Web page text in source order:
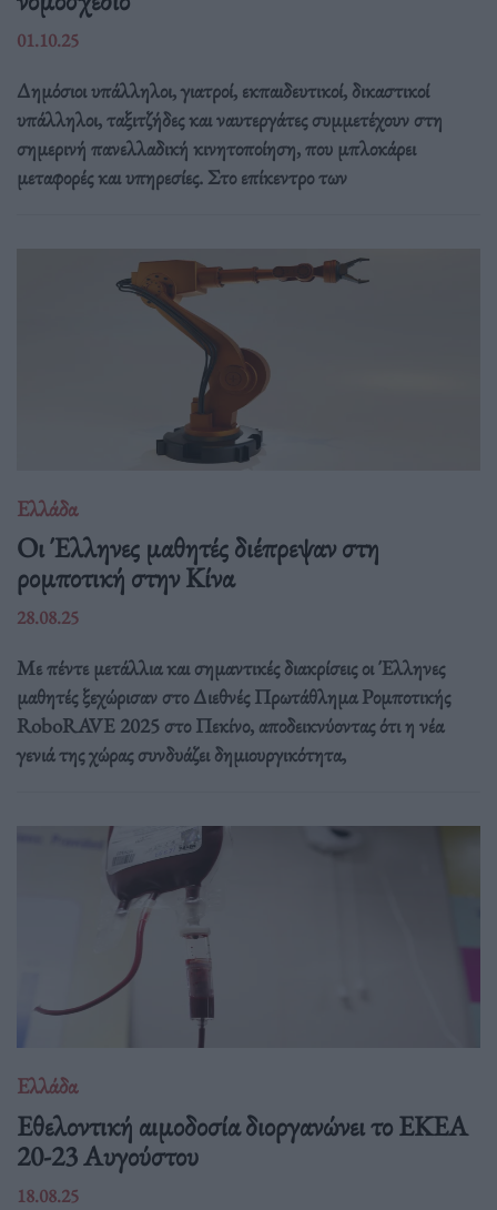
01.10.25
Δημόσιοι υπάλληλοι, γιατροί, εκπαιδευτικοί, δικαστικοί
υπάλληλοι, ταξιτζήδες και ναυτεργάτες συμμετέχουν στη
σημερινή πανελλαδική κινητοποίηση, που μπλοκάρει
μεταφορές και υπηρεσίες. Στο επίκεντρο των
Ελλάδα
Οι Έλληνες μαθητές διέπρεψαν στη
ρομποτική στην Κίνα
28.08.25
Με πέντε μετάλλια και σημαντικές διακρίσεις οι Έλληνες
μαθητές ξεχώρισαν στο Διεθνές Πρωτάθλημα Ρομποτικής
RoboRAVE 2025 στο Πεκίνο, αποδεικνύοντας ότι η νέα
γενιά της χώρας συνδυάζει δημιουργικότητα,
Ελλάδα
Eθελοντική αιμοδοσία διοργανώνει το ΕΚΕΑ
20-23 Αυγούστου
18.08.25